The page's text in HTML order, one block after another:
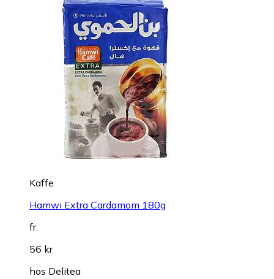
Kaffe
Hamwi Extra Cardamom 180g
fr.
56 kr
hos Delitea